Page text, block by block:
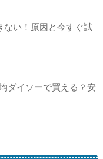
ない！原因と今すぐ試
ダイソーで買える？安